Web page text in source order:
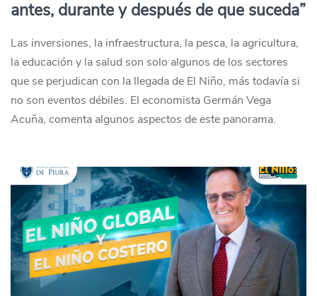
antes, durante y después de que suceda”
Las inversiones, la infraestructura, la pesca, la agricultura,
la educación y la salud son solo algunos de los sectores
que se perjudican con la llegada de El Niño, más todavía si
no son eventos débiles. El economista Germán Vega
Acuña, comenta algunos aspectos de este panorama.